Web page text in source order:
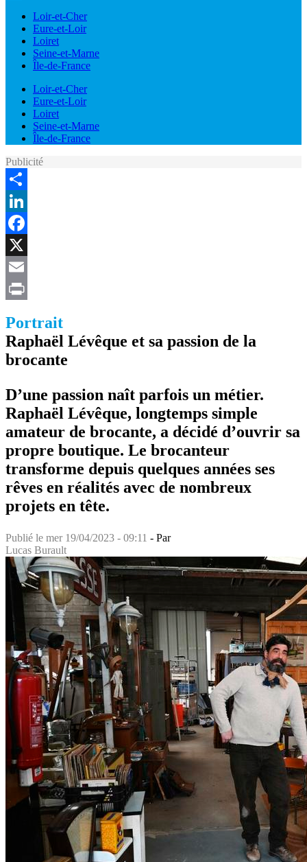
Loir-et-Cher
Eure-et-Loir
Loiret
Seine-et-Marne
Île-de-France
Loir-et-Cher
Eure-et-Loir
Loiret
Seine-et-Marne
Île-de-France
Publicité
Share
LinkedIn
Facebook
X
Email
Portrait
Raphaël Lévêque et sa passion de la
brocante
D’une passion naît parfois un métier.
Raphaël Lévêque, longtemps simple
amateur de brocante, a décidé d’ouvrir sa
propre boutique. Le brocanteur
transforme depuis quelques années ses
rêves en réalités avec de nombreux
projets en tête.
Publié le mer 19/04/2023 - 09:11 - Par
Lucas Burault